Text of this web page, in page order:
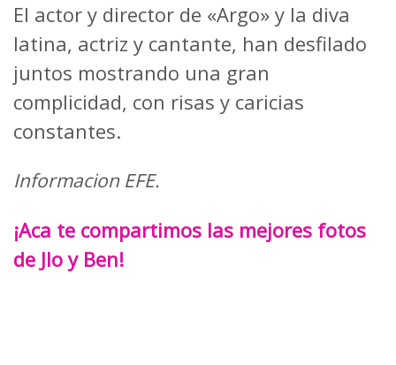
El actor y director de «Argo» y la diva
latina, actriz y cantante, han desfilado
juntos mostrando una gran
complicidad, con risas y caricias
constantes.
Informacion EFE.
¡Aca te compartimos las mejores fotos
de Jlo y Ben!